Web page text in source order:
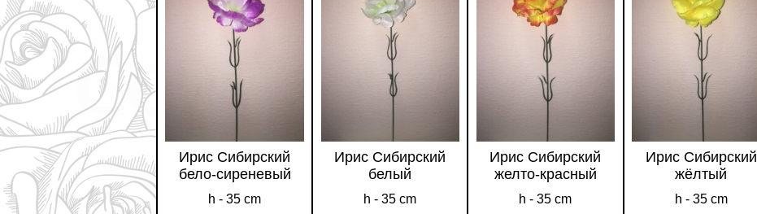
Ирис Сибирский
бело-сиреневый
h - 35 cm
Ирис Сибирский
белый
h - 35 cm
Ирис Сибирский
желто-красный
h - 35 cm
Ирис Сибирский
жёлтый
h - 35 cm